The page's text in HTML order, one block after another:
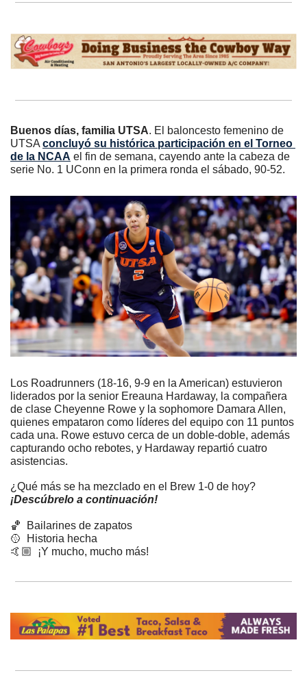
Buenos días, familia UTSA. El baloncesto femenino de
UTSA concluyó su histórica participación en el Torneo
de la NCAA el fin de semana, cayendo ante la cabeza de
serie No. 1 UConn en la primera ronda el sábado, 90-52.
Los Roadrunners (18-16, 9-9 en la American) estuvieron
liderados por la senior Ereauna Hardaway, la compañera
de clase Cheyenne Rowe y la sophomore Damara Allen,
quienes empataron como líderes del equipo con 11 puntos
cada una. Rowe estuvo cerca de un doble-doble, además
capturando ocho rebotes, y Hardaway repartió cuatro
asistencias.
¡Descúbrelo a continuación!
🏀
  Bailarines de zapatos
🥎
  Historia hecha
🤙🏼  ¡Y mucho, mucho más!